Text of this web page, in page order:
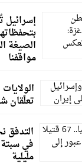
إسرائيل
الصيغة
مواقفنا
تعلّقان
في
مليلية